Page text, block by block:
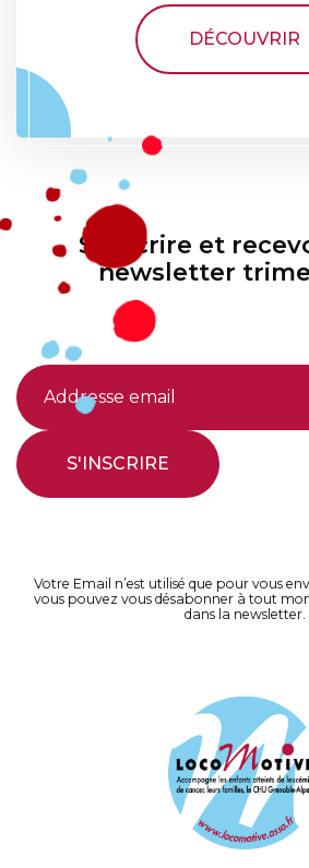
DÉCOUVRIR
S'inscrire et
newsletter
S'INSCRIRE
Votre Email n’est utilisé que pour vous
vous pouvez vous désabonner à tout
dans la newsletter.